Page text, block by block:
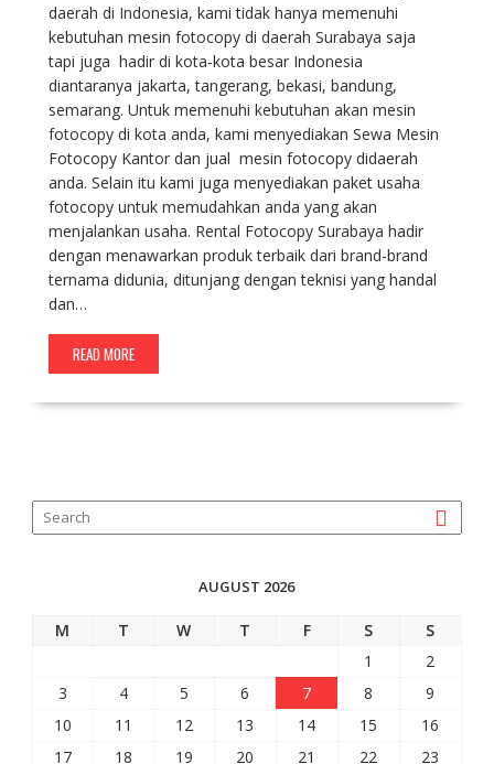
daerah di Indonesia, kami tidak hanya memenuhi
kebutuhan mesin fotocopy di daerah Surabaya saja
tapi juga hadir di kota-kota besar Indonesia
diantaranya jakarta, tangerang, bekasi, bandung,
semarang. Untuk memenuhi kebutuhan akan mesin
fotocopy di kota anda, kami menyediakan Sewa Mesin
Fotocopy Kantor dan jual mesin fotocopy didaerah
anda. Selain itu kami juga menyediakan paket usaha
fotocopy untuk memudahkan anda yang akan
menjalankan usaha. Rental Fotocopy Surabaya hadir
dengan menawarkan produk terbaik dari brand-brand
ternama didunia, ditunjang dengan teknisi yang handal
dan…
READ MORE
AUGUST 2026
M T W T F S
S
1
2
3
4 5 6 7 8
9
10
11 12 13 14 15
16
17
18 19 20 21 22
23